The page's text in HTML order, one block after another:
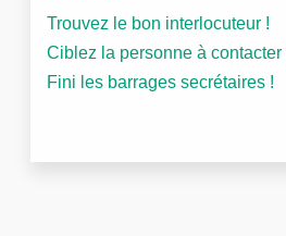
Trouvez le bon interlocuteur !
Ciblez la personne à contacter
Fini les barrages secrétaires !